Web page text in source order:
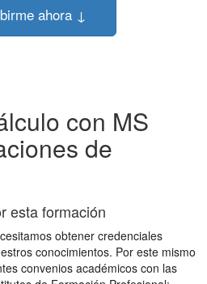
ahora ↓
con MS
de
esta formación
obtener credenciales
conocimientos. Por este mismo
convenios académicos con las